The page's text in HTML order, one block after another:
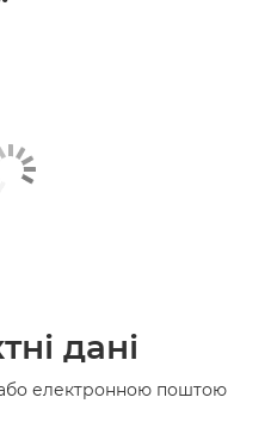
дані
електронною поштою